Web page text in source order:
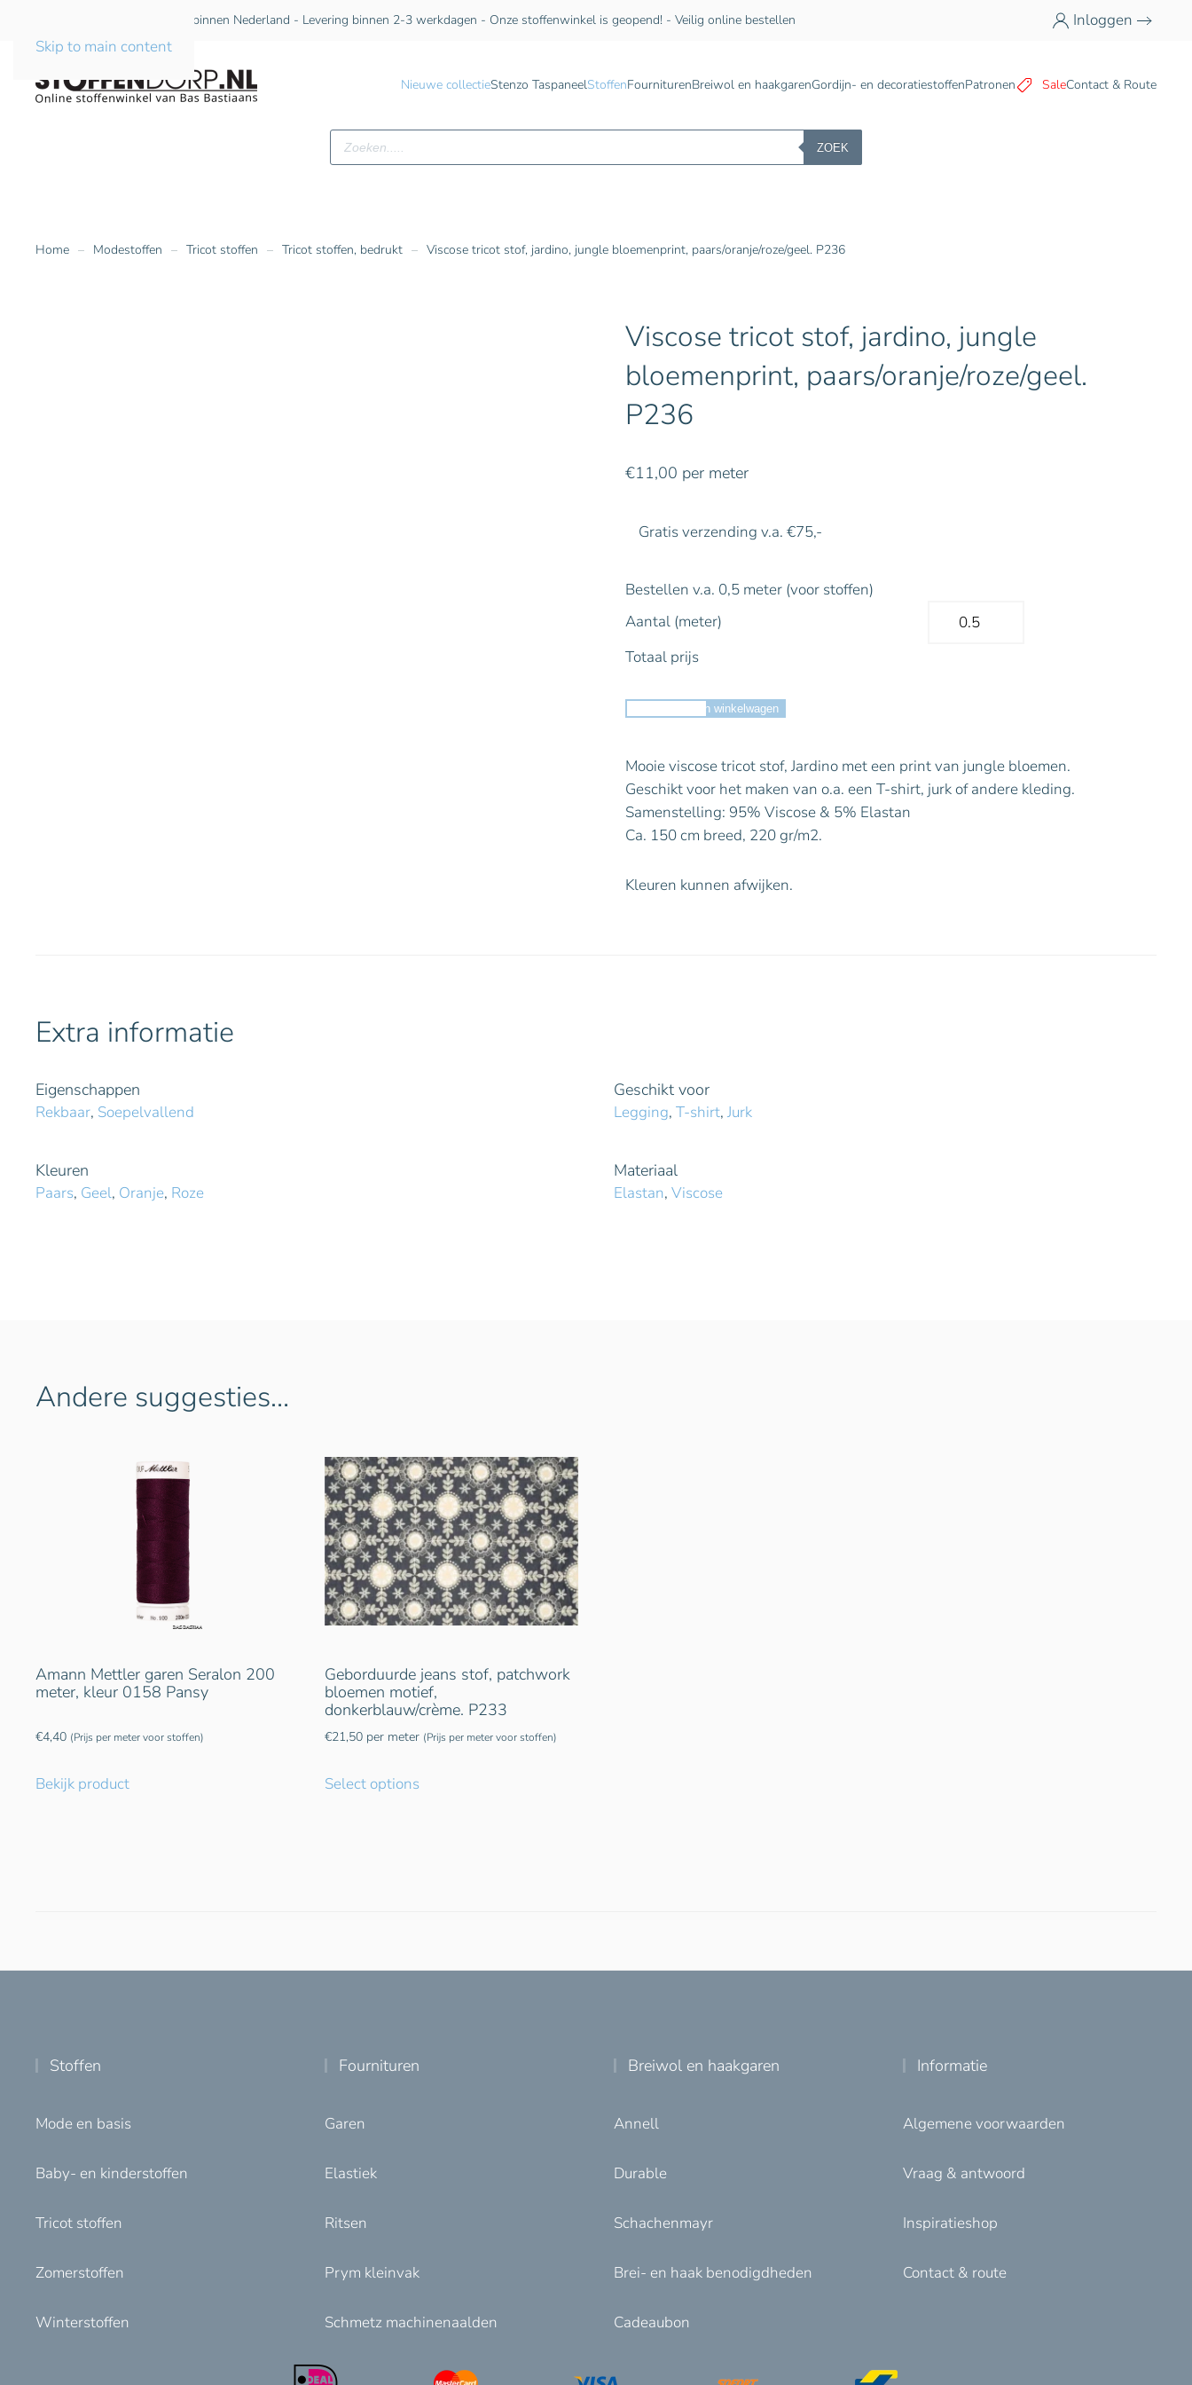
Skip to main content
Gratis verzending vanaf €75 binnen Nederland - Levering binnen 2-3 werkdagen - Onze stoffenwinkel is geopend! - Veilig online bestellen Inloggen
Nieuwe collectieStenzo TaspaneelStoffenFourniturenBreiwol en haakgarenGordijn- en decoratiestoffenPatronen SaleContact & Route
Producten
zoeken
ZOEK
Home Modestoffen Tricot stoffen Tricot stoffen, bedrukt Viscose tricot stof, jardino, jungle bloemenprint, paars/oranje/roze/geel. P236
Viscose tricot stof, jardino, jungle
bloemenprint, paars/oranje/roze/geel.
P236
€11,00 per meter
Gratis verzending v.a. €75,-
Bestellen v.a. 0,5 meter (voor stoffen)
Aantal (meter)
Totaal prijs
Toevoegen aan winkelwagen
Mooie viscose tricot stof, Jardino met een print van jungle bloemen.
Geschikt voor het maken van o.a. een T-shirt, jurk of andere kleding.
Samenstelling: 95% Viscose & 5% Elastan
Ca. 150 cm breed, 220 gr/m2.
Kleuren kunnen afwijken.
Extra informatie
Eigenschappen
Rekbaar, Soepelvallend
Geschikt voor
Legging, T-shirt, Jurk
Kleuren
Paars, Geel, Oranje, Roze
Materiaal
Elastan, Viscose
Andere suggesties…
Amann Mettler garen Seralon 200
meter, kleur 0158 Pansy
€4,40 (Prijs per meter voor stoffen)
Bekijk product
Geborduurde jeans stof, patchwork
bloemen motief,
donkerblauw/crème. P233
€21,50 per meter (Prijs per meter voor stoffen)
Select options
Stoffen
Mode en basis
Baby- en kinderstoffen
Tricot stoffen
Zomerstoffen
Winterstoffen
Fournituren
Garen
Elastiek
Ritsen
Prym kleinvak
Schmetz machinenaalden
Breiwol en haakgaren
Annell
Durable
Schachenmayr
Brei- en haak benodigdheden
Cadeaubon
Informatie
Algemene voorwaarden
Vraag & antwoord
Inspiratieshop
Contact & route